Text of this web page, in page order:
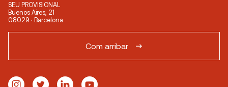
SEU PROVISIONAL
Buenos Aires, 21
08029 · Barcelona
Com arribar